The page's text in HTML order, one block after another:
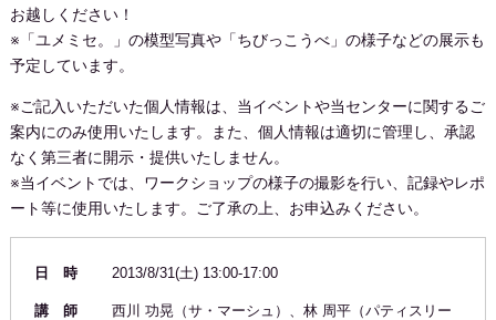
お越しください！
※「ユメミセ。」の模型写真や「ちびっこうべ」の様子などの展示も
予定しています。
※ご記入いただいた個人情報は、当イベントや当センターに関するご
案内にのみ使用いたします。また、個人情報は適切に管理し、承認
なく第三者に開示・提供いたしません。
※当イベントでは、ワークショップの様子の撮影を行い、記録やレポ
ート等に使用いたします。ご了承の上、お申込みください。
日 時 2013/8/31(土) 13:00-17:00
講 師
西川 功晃（サ・マーシュ）、林 周平（パティスリー